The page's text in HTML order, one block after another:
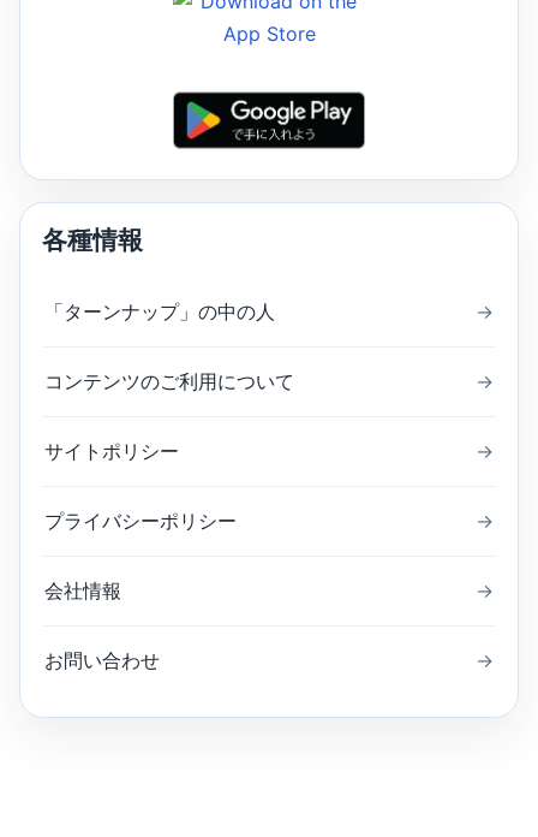
各種情報
「ターンナップ」の中の人 →
コンテンツのご利用について →
サイトポリシー →
プライバシーポリシー →
会社情報 →
お問い合わせ →